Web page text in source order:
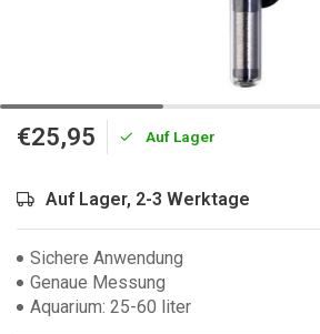
€25,95 Auf Lager
Auf Lager, 2-3 Werktage
Sichere Anwendung
Genaue Messung
Aquarium: 25-60 liter